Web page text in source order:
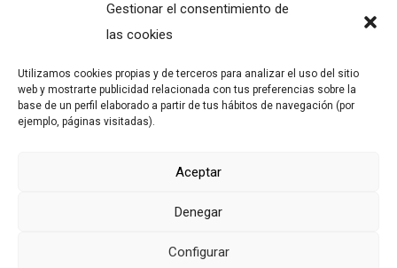
Gestionar el consentimiento de
las cookies
Utilizamos cookies propias y de terceros para analizar el uso del sitio
web y mostrarte publicidad relacionada con tus preferencias sobre la
base de un perfil elaborado a partir de tus hábitos de navegación (por
ejemplo, páginas visitadas).
Aceptar
Denegar
Configurar
Contacto
info@clubdegolflascaldas.com
681 163 108
La Premaña s/n, 33174, Oviedo, España
Más información